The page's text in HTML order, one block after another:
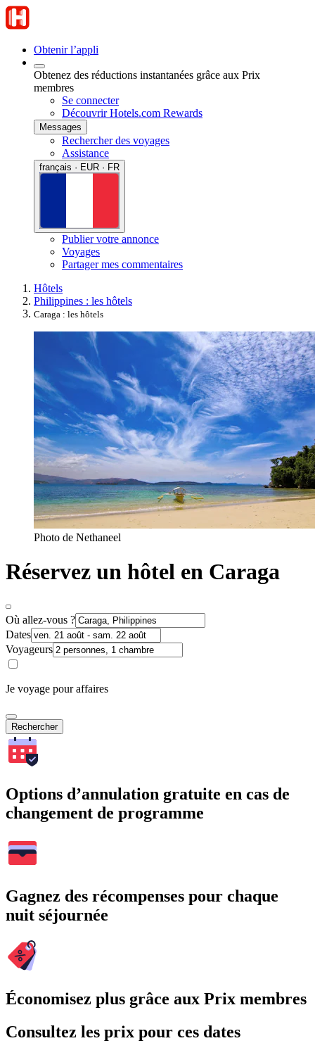
Obtenir l’appli
Obtenez des réductions instantanées grâce aux Prix
membres
Se connecter
Découvrir Hotels.com Rewards
Messages
Rechercher des voyages
Assistance
français · EUR · FR
Publier votre annonce
Voyages
Partager mes commentaires
Hôtels
Philippines : les hôtels
Caraga : les hôtels
Photo de Nethaneel
Réservez un hôtel en Caraga
Où allez-vous ?
Dates
Voyageurs
Je voyage pour affaires
Rechercher
Options d’annulation gratuite en cas de
changement de programme
Gagnez des récompenses pour chaque
nuit séjournée
Économisez plus grâce aux Prix membres
Consultez les prix pour ces dates